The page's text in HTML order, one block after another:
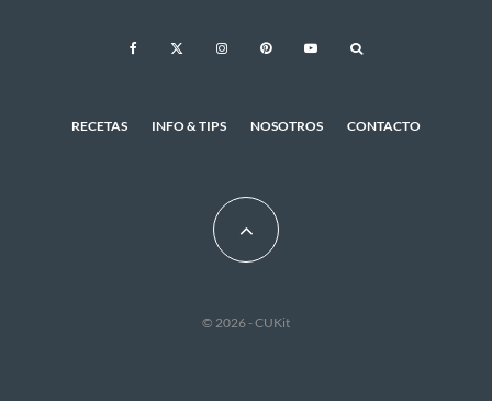
RECETAS INFO & TIPS NOSOTROS CONTACTO
© 2026 - CUKit